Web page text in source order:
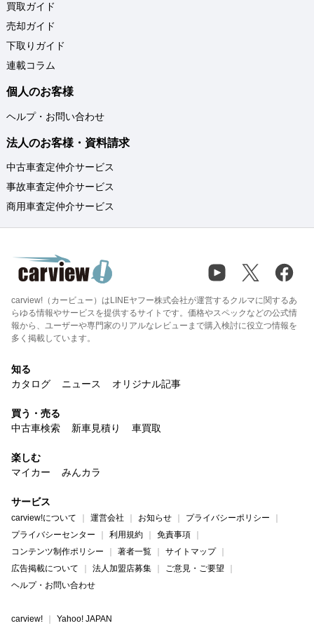
買取ガイド
売却ガイド
下取りガイド
連載コラム
個人のお客様
ヘルプ・お問い合わせ
法人のお客様・資料請求
中古車査定仲介サービス
事故車査定仲介サービス
商用車査定仲介サービス
carview!（カービュー）はLINEヤフー株式会社が運営するクルマに関するあ
らゆる情報やサービスを提供するサイトです。価格やスペックなどの公式情
報から、ユーザーや専門家のリアルなレビューまで購入検討に役立つ情報を
多く掲載しています。
知る
カタログ
ニュース オリジナル記事
買う・売る
中古車検索
新車見積り 車買取
楽しむ
マイカー
みんカラ
サービス
carview!について 運営会社 お知らせ
プライバシーポリシー
プライバシーセンター
利用規約
免責事項
コンテンツ制作ポリシー
著者一覧
サイトマップ
広告掲載について
法人加盟店募集
ご意見・ご要望
ヘルプ・お問い合わせ
carview! Yahoo! JAPAN